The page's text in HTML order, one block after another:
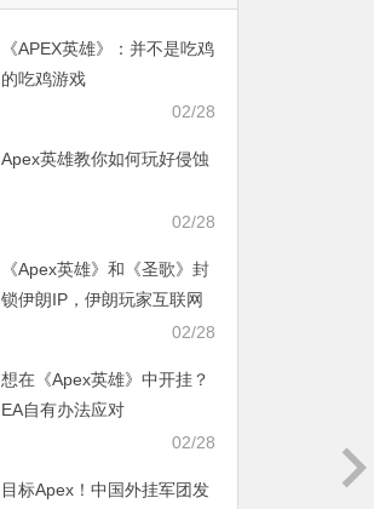
《APEX英雄》：并不是吃鸡
的吃鸡游戏
02/28
Apex英雄教你如何玩好侵蚀
02/28
《Apex英雄》和《圣歌》封
锁伊朗IP，伊朗玩家互联网
02/28
想在《Apex英雄》中开挂？
EA自有办法应对
02/28
目标Apex！中国外挂军团发